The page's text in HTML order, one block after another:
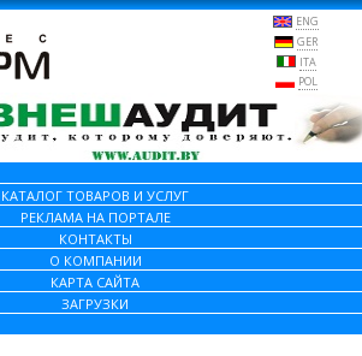
ENG
GER
ITA
POL
КАТАЛОГ ТОВАРОВ И УСЛУГ
РЕКЛАМА НА ПОРТАЛЕ
КОНТАКТЫ
О КОМПАНИИ
КАРТА САЙТА
ЗАГРУЗКИ